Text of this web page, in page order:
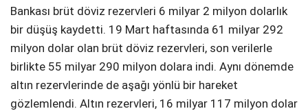
Bankası brüt döviz rezervleri 6 milyar 2 milyon dolarlık
bir düşüş kaydetti. 19 Mart haftasında 61 milyar 292
milyon dolar olan brüt döviz rezervleri, son verilerle
birlikte 55 milyar 290 milyon dolara indi. Aynı dönemde
altın rezervlerinde de aşağı yönlü bir hareket
gözlemlendi. Altın rezervleri, 16 milyar 117 milyon dolar